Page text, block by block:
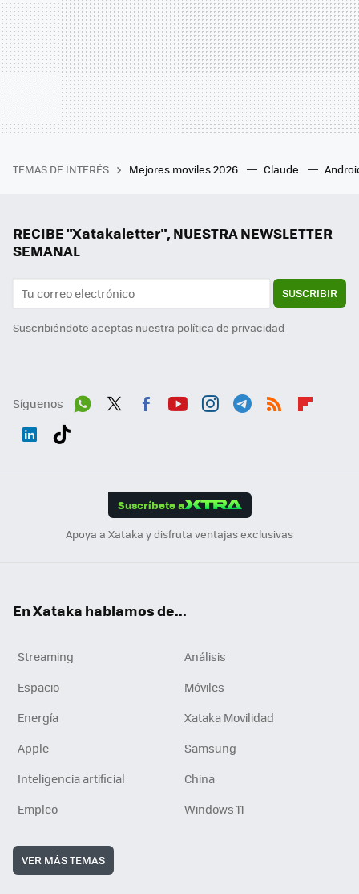
TEMAS DE INTERÉS Mejores moviles 2026 Claude
RECIBE "Xatakaletter", NUESTRA NEWSLETTER
SEMANAL
SUSCRIBIR
Suscribiéndote aceptas nuestra política de privacidad
Síguenos
Suscríbete a
Apoya a Xataka y disfruta ventajas exclusivas
En Xataka hablamos de...
Streaming
Análisis
Espacio
Móviles
Energía
Xataka Movilidad
Apple
Samsung
Inteligencia artificial
China
Empleo
Windows 11
VER MÁS TEMAS